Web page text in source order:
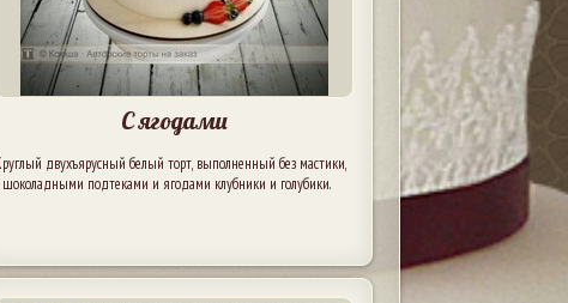
С ягодами
двухъярусный белый торт, выполненный без мастики,
шоколадными подтеками и ягодами клубники и голубики.